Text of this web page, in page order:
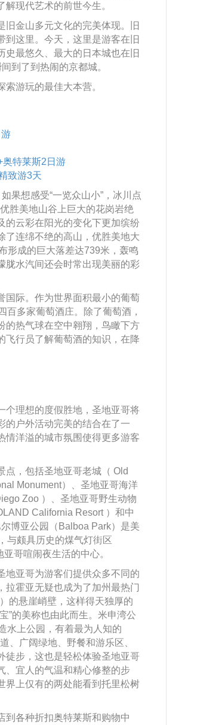
现代艺术的前世今生。
旧金山多元文化的完美体现。旧
到这里。今天，这里是游客在旧
史最悠久、最大的日本城也在旧
到了到热闹的京都城。
游玩的最佳大本营。
奥特莱斯2日游
致游3天
果想感受“一览众山小”，冰川点
胜美地山谷上巨大的花岗岩绝
的云彩在阳光的变化下更加缤纷
了连绵不绝的高山，优胜美地大
形成的巨大落差达739米，轰鸣
胧水汽间还会时常出现美丽的彩
国际。作为世界面积最小的葡萄
多家葡萄酒庄。除了葡萄酒，
热气球在空中翱翔，鸟瞰下方
飞行员了解葡萄酒的知识，在降
个理想的度假胜地，圣地亚哥将
的户外活动完美的结合在了一
情洋溢的城市氛围使得更多游客
点，包括圣地亚哥老城（ Old
Monument）、圣地亚哥海洋
Zoo ）、圣地亚哥野生动物
California Resort ）和中
博亚公园（Balboa Park）是美
与颇具历史的煤气灯街区
哥喧闹夜生活的中心。
地亚哥为游客们提供众多不同的
拉霍亚无疑也成为了加州最热门
的悬崖峭壁，这样得天独厚的
”的美称也由此而生。米申湾公
水上公园，有着最为人知的
、广阔绿地、野餐和游乐区、
徒步，这也是轻松体验圣地亚哥
、宜人的气温和精心修整的步
界上仅有的两处能看到托里松树
到各种折扣奥特莱斯和购物中